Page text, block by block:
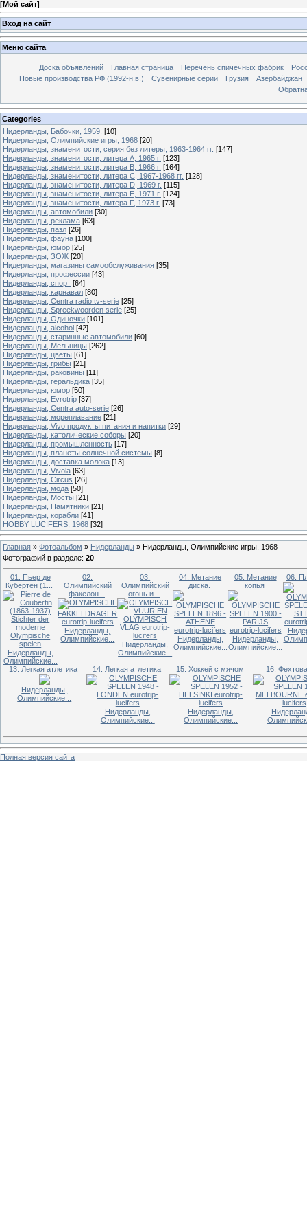
[Мой сайт]
Вход на сайт
Меню сайта
Доска объявлений Главная страница Перечень спичечных фабрик
Новые производства РФ (1992-н.в.)
Сувенирные серии Грузия
Азербайджан
Categories
Нидерланды, Бабочки, 1959. [10]
Нидерланды, Олимпийские игры, 1968 [20]
Нидерланды, знаменитости, серия без литеры, 1963-1964 гг. [147]
Нидерланды, знаменитости, литера A, 1965 г. [123]
Нидерланды, знаменитости, литера B, 1966 г. [164]
Нидерланды, знаменитости, литера C, 1967-1968 гг. [128]
Нидерланды, знаменитости, литера D, 1969 г. [115]
Нидерланды, знаменитости, литера E, 1971 г. [124]
Нидерланды, знаменитости, литера F, 1973 г. [73]
Нидерланды, автомобили [30]
Нидерланды, реклама [63]
Нидерланды, пазл [26]
Нидерланды, фауна [100]
Нидерланды, юмор [25]
Нидерланды, ЗОЖ [20]
Нидерланды, магазины самообслуживания [35]
Нидерланды, профессии [43]
Нидерланды, спорт [64]
Нидерланды, карнавал [80]
Нидерланды, Centra radio tv-serie [25]
Нидерланды, Spreekwoorden serie [25]
Нидерланды, Одиночки [101]
Нидерланды, alcohol [42]
Нидерланды, старинные автомобили [60]
Нидерланды, Мельницы [262]
Нидерланды, цветы [61]
Нидерланды, грибы [21]
Нидерланды, раковины [11]
Нидерланды, геральдика [35]
Нидерланды, юмор [50]
Нидерланды, Evrotrip [37]
Нидерланды, Centra auto-serie [26]
Нидерланды, мореплавание [21]
Нидерланды, Vivo продукты питания и напитки [29]
Нидерланды, католические соборы [20]
Нидерланды, промышленность [17]
Нидерланды, планеты солнечной системы [8]
Нидерланды, доставка молока [13]
Нидерланды, Vivola [63]
Нидерланды, Circus [26]
Нидерланды, мода [50]
Нидерланды, Мосты [21]
Нидерланды, Памятники [21]
Нидерланды, корабли [41]
HOBBY LUCIFERS, 1968 [32]
Главная » Фотоальбом » Нидерланды » Нидерланды, Олимпийские игры, 1968
Фотографий в разделе: 20
01. Пьер де
Кубертен (1...
Нидерланды,
Олимпийские...
02.
Олимпийский
факелон...
Нидерланды,
Олимпийские...
03.
Олимпийский
огонь и...
Нидерланды,
Олимпийские...
04. Метание
диска.
Нидерланды,
Олимпийские...
05. Метание
копья
Нидерланды,
Олимпийские...
06.
13. Легкая атлетика
Нидерланды,
Олимпийские...
14. Легкая атлетика
Нидерланды,
Олимпийские...
15. Хоккей с мячом
Нидерланды,
Олимпийские...
16.
Полная версия сайта